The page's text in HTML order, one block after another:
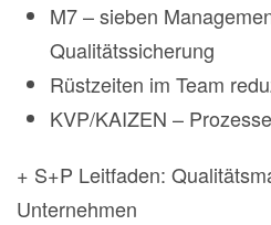
M7 – sieben
Qualitätssicherung
Rüstzeiten im Team
KVP/KAIZEN –
+ S+P Leitfaden:
Unternehmen